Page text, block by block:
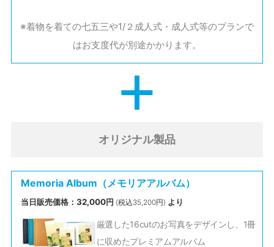
※着物を着ての七五三や1/２成人式・成人式等のプランで
はお支度代が別途かかります。
オリジナル製品
Memoria Album（メモリアアルバム）
当日販売価格：32,000円 (税込35,200円) より
厳選した16cutのお写真をデザインし、1冊
に収めたプレミアムアルバム